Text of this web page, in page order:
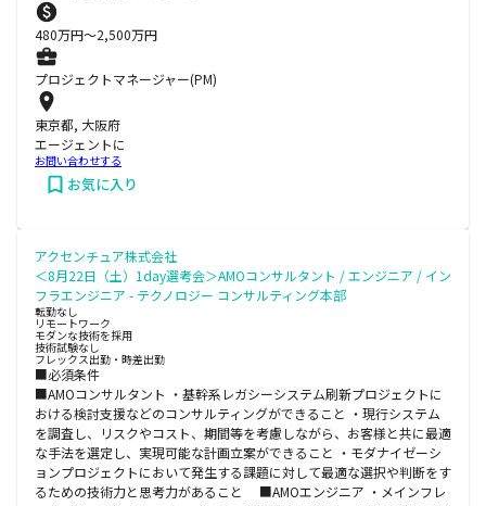
480万円〜2,500万円
プロジェクトマネージャー(PM)
東京都, 大阪府
エージェントに
お問い合わせする
お気に入り
アクセンチュア株式会社
＜8月22日（土）1day選考会＞AMOコンサルタント / エンジニア / イン
フラエンジニア - テクノロジー コンサルティング本部
転勤なし
リモートワーク
モダンな技術を採用
技術試験なし
フレックス出勤・時差出勤
■必須条件
■AMOコンサルタント ・基幹系レガシーシステム刷新プロジェクトに
おける検討支援などのコンサルティングができること ・現行システム
を調査し、リスクやコスト、期間等を考慮しながら、お客様と共に最適
な手法を選定し、実現可能な計画立案ができること ・モダナイゼーシ
ョンプロジェクトにおいて発生する課題に対して最適な選択や判断をす
るための技術力と思考力があること ■AMOエンジニア ・メインフレ